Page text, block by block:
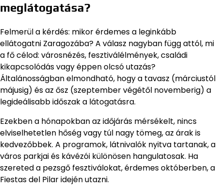
meglátogatása?
Felmerül a kérdés: mikor érdemes a leginkább
ellátogatni Zaragozába? A válasz nagyban függ attól, mi
a fő célod: városnézés, fesztiválélmények, családi
kikapcsolódás vagy éppen olcsó utazás?
Általánosságban elmondható, hogy a tavasz (márciustól
májusig) és az ősz (szeptember végétől novemberig) a
legideálisabb időszak a látogatásra.
Ezekben a hónapokban az időjárás mérsékelt, nincs
elviselhetetlen hőség vagy túl nagy tömeg, az árak is
kedvezőbbek. A programok, látnivalók nyitva tartanak, a
város parkjai és kávézói különösen hangulatosak. Ha
szereted a pezsgő fesztiválokat, érdemes októberben, a
Fiestas del Pilar idején utazni.